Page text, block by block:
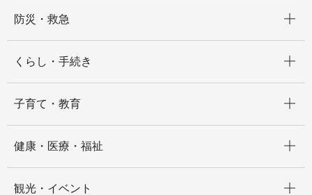
防災・救急
くらし・手続き
子育て・教育
健康・医療・福祉
観光・イベント